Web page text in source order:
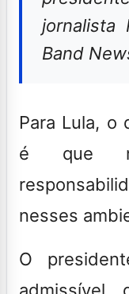
jornalista
Band
Para Lula, o
é que
nesses
O